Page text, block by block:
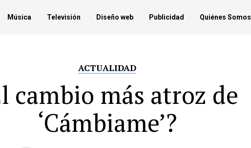
Música Televisión Diseño web Publicidad Quiénes Somos
ACTUALIDAD
cambio más atroz de
‘Cámbiame’?